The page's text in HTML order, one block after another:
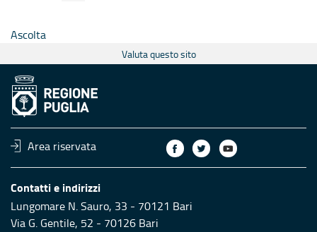
Ascolta
Valuta questo sito
Area riservata
Contatti e indirizzi
Lungomare N. Sauro, 33 - 70121 Bari
Via G. Gentile, 52 - 70126 Bari